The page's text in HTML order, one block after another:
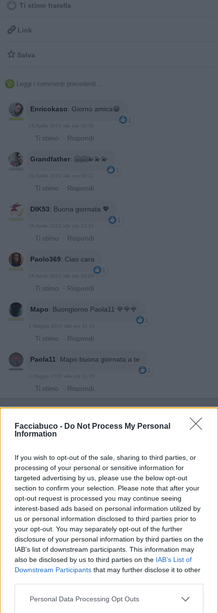
Facciabuco - Do Not Process My Personal
Information
If you wish to opt-out of the sale, sharing to third parties, or
processing of your personal or sensitive information for
targeted advertising by us, please use the below opt-out
section to confirm your selection. Please note that after your
opt-out request is processed you may continue seeing
interest-based ads based on personal information utilized by
us or personal information disclosed to third parties prior to
your opt-out. You may separately opt-out of the further
disclosure of your personal information by third parties on the
IAB’s list of downstream participants. This information may
also be disclosed by us to third parties on the IAB’s List of
Downstream Participants that may further disclose it to other
Personal Data Processing Opt Outs
Ti stimo fratella
 Link
 Salva
 Leggi i commenti precedenti...
Enricokaso: Giorno amica😁
1
28 Aprile 2020 alle ore 08:59
· Ti stimo · Rispondi
Grandfather: 🤗🤗💫💫💫
1
28 Aprile 2020 alle ore 09:12
· Ti stimo · Rispondi
DIK53: Buona giornata 💖
1
28 Aprile 2020 alle ore 13:34
· Ti stimo · Rispondi
Paolo369: Ciao cara
1
28 Aprile 2020 alle ore 18:08
· Ti stimo · Rispondi
Mapo: Buongiorno Paola11 🌹🌹🌹
1
1 Maggio 2020 alle ore 11:19
· Ti stimo · Rispondi
Paola11: Mapo buona giornata a te
1
1 Maggio 2020 alle ore 11:26
· Ti stimo · Rispondi
Vaccata
Paola11 livello 9
27 Aprile 2020
Come rimorchiare ai tempi di
corona virus:"Vuoi essere mia
zia ?''
Stime: 15  Commenti: 5
Ti stimo fratella
Link